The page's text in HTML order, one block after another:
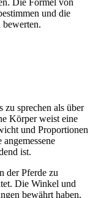
und die
zu sprechen als über
Körper weist eine
und Proportionen
ist.
der Pferde zu
Die Winkel und
bewährt haben,